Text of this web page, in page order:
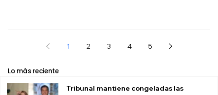
1 2 3 4 5
Lo más reciente
Tribunal mantiene congeladas las